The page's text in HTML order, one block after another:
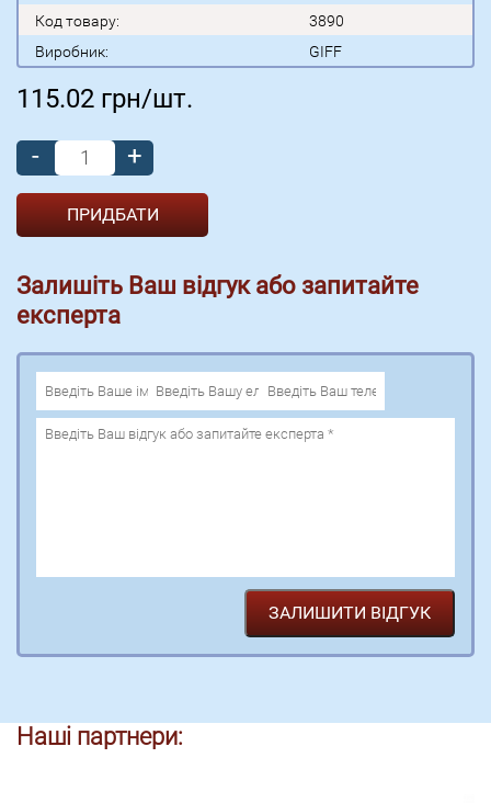
Код товару:
3890
Виробник:
GIFF
115.02 грн/шт.
-
+
Залишіть Ваш відгук або запитайте
експерта
Наші партнери: